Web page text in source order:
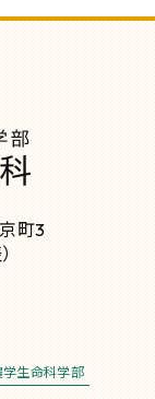
町3
生命科学部